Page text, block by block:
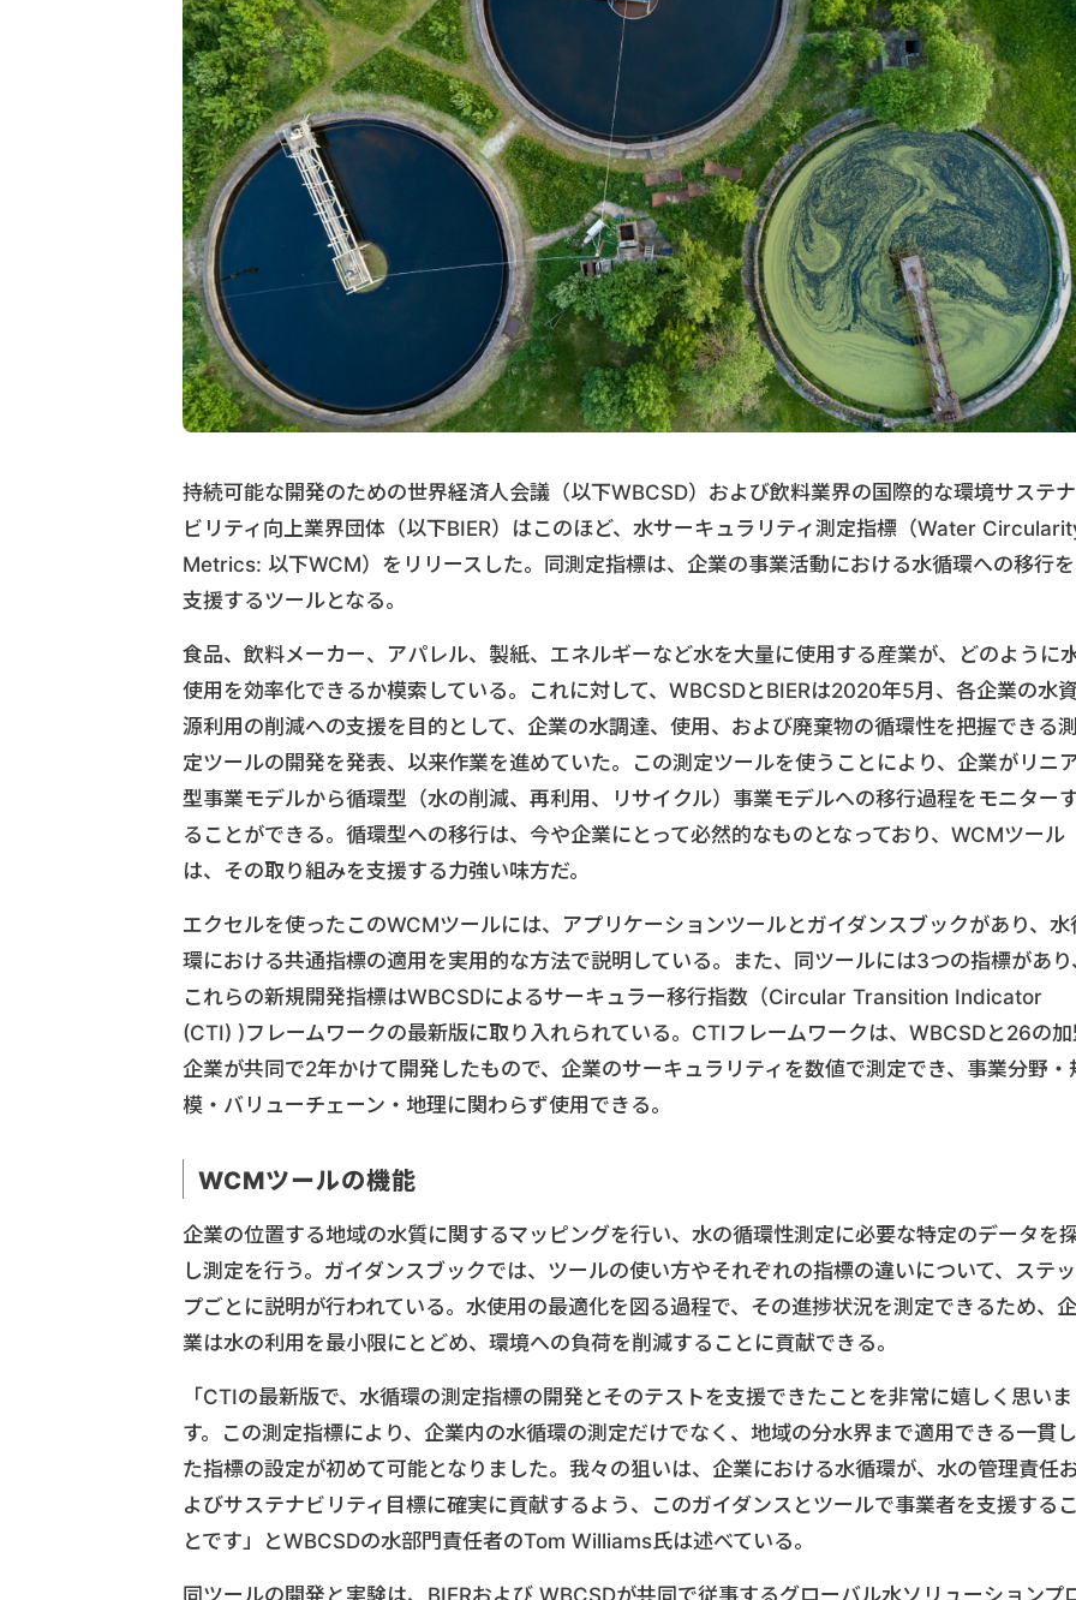
持続可能な開発のための世界経済人会議（以下WBCSD）および飲料業界の国際的な環境サステナ
ビリティ向上業界団体（以下BIER）はこのほど、水サーキュラリティ測定指標（Water
Metrics: 以下WCM）をリリースした。同測定指標は、企業の事業活動における水循環への移行を
支援するツールとなる。
食品、飲料メーカー、アパレル、製紙、エネルギーなど水を大量に使用する産業が、どのように
使用を効率化できるか模索している。これに対して、WBCSDとBIERは2020年5月、各企業の水
源利用の削減への支援を目的として、企業の水調達、使用、および廃棄物の循環性を把握できる
定ツールの開発を発表、以来作業を進めていた。この測定ツールを使うことにより、企業がリニ
型事業モデルから循環型（水の削減、再利用、リサイクル）事業モデルへの移行過程をモニター
ることができる。循環型への移行は、今や企業にとって必然的なものとなっており、WCMツール
は、その取り組みを支援する力強い味方だ。
エクセルを使ったこのWCMツールには、アプリケーションツールとガイダンスブックがあり、水
環における共通指標の適用を実用的な方法で説明している。また、同ツールには3つの指標があり
これらの新規開発指標はWBCSDによるサーキュラー移行指数（Circular Transition Indicator
(CTI) )フレームワークの最新版に取り入れられている。CTIフレームワークは、WBCSDと26の
企業が共同で2年かけて開発したもので、企業のサーキュラリティを数値で測定でき、事業分野・
模・バリューチェーン・地理に関わらず使用できる。
WCMツールの機能
企業の位置する地域の水質に関するマッピングを行い、水の循環性測定に必要な特定のデータを
し測定を行う。ガイダンスブックでは、ツールの使い方やそれぞれの指標の違いについて、ステッ
プごとに説明が行われている。水使用の最適化を図る過程で、その進捗状況を測定できるため、企
業は水の利用を最小限にとどめ、環境への負荷を削減することに貢献できる。
「CTIの最新版で、水循環の測定指標の開発とそのテストを支援できたことを非常に嬉しく思いま
す。この測定指標により、企業内の水循環の測定だけでなく、地域の分水界まで適用できる一貫し
た指標の設定が初めて可能となりました。我々の狙いは、企業における水循環が、水の管理責任
よびサステナビリティ目標に確実に貢献するよう、このガイダンスとツールで事業者を支援する
とです」とWBCSDの水部門責任者のTom Williams氏は述べている。
同ツールの開発と実験は、BIERおよび WBCSDが共同で従事するグローバル水ソリューションプ